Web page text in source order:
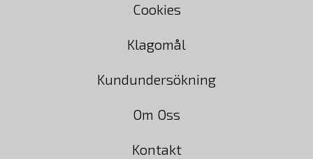
Cookies
Klagomål
Kundundersökning
Om Oss
Kontakt